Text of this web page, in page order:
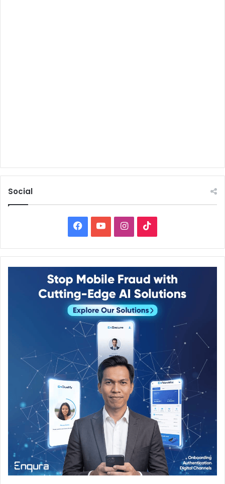
Social
Facebook
YouTubeInstagram